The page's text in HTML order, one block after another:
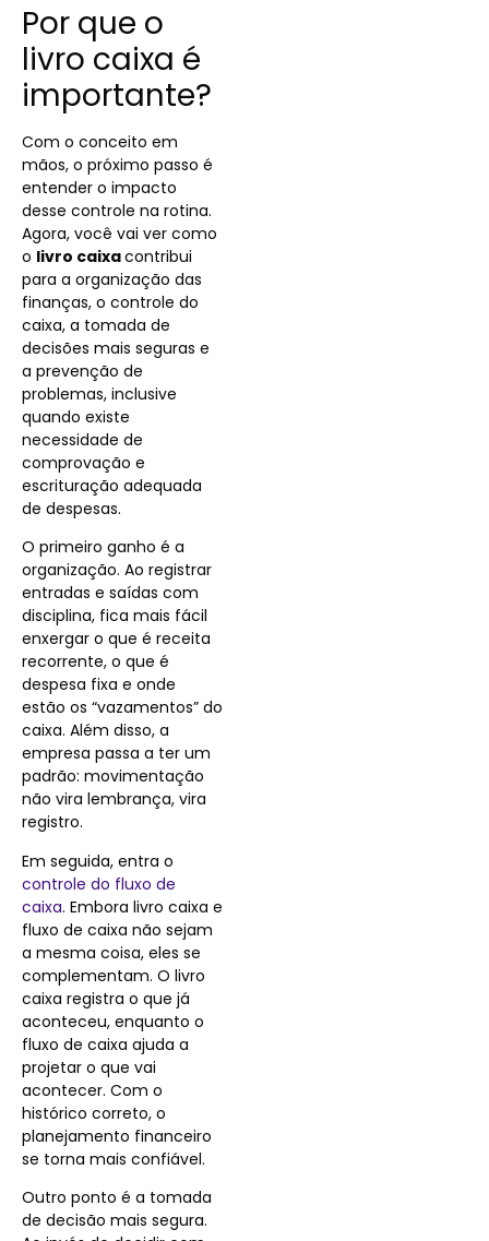
Por que o
livro caixa é
importante?
Com o conceito em
mãos, o próximo passo é
entender o impacto
desse controle na rotina.
Agora, você vai ver como
o livro caixacontribui
para a organização das
finanças, o controle do
caixa, a tomada de
decisões mais seguras e
a prevenção de
problemas, inclusive
quando existe
necessidade de
comprovação e
escrituração adequada
de despesas.
O primeiro ganho é a
organização. Ao registrar
entradas e saídas com
disciplina, fica mais fácil
enxergar o que é receita
recorrente, o que é
despesa fixa e onde
estão os “vazamentos” do
caixa. Além disso, a
empresa passa a ter um
padrão: movimentação
não vira lembrança, vira
registro.
Em seguida, entra o
controle do fluxo de
caixa. Embora livro caixa e
fluxo de caixa não sejam
a mesma coisa, eles se
complementam. O livro
caixa registra o que já
aconteceu, enquanto o
fluxo de caixa ajuda a
projetar o que vai
acontecer. Com o
histórico correto, o
planejamento financeiro
se torna mais confiável.
Outro ponto é a tomada
de decisão mais segura.